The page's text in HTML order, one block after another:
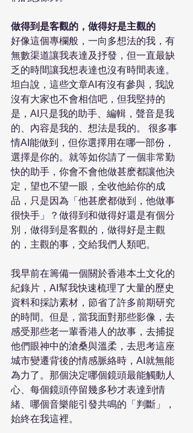
做得到是客觀的，做得好是主觀的
好像這個專欄般，一向多想法的我，有
無數渠道讓我表達及抒發，但一直最缺
乏的時間讓我想表達也沒有時間表達。
坦白說，這些文章AI有沒有參與，我說
沒有大家也不會相信吧，但我堅持的
是，AI只是我的助手、編輯，聲音是我
的、內容是我的、想法是我的。 很多事
情AI能做到，但你選擇用在哪一部份，
選擇是你的。就等如你請了一個非常勤
快的助手，你會不會他做甚麽都讓他決
定，望也不望一眼，全收他給你的成
品，只是因為「他甚麽都做到，他做事
很快手」？做得到和做得好還是有個分
別，做得到是客觀的，做得好是主觀
的，主觀的事，交給我們人類吧。
我早前在籌備一個關於香港本土文化的
紀錄片，AI幫我快速梳理了大量的歷史
資料和採訪素材，節省了許多前期研究
的時間。但是，當我面對那些影像，去
感受那些老一輩香港人的故事，去捕捉
他們眼神中的滄桑與溫柔，去思考這座
城市變遷背後的情感脈絡時，AI就無能
為力了。那個決定哪個鏡頭最能觸動人
心、每個鏡頭停留幾多秒才表達到情
緒、哪個音樂能引發共鳴的「判斷」，
始終在我這裡。